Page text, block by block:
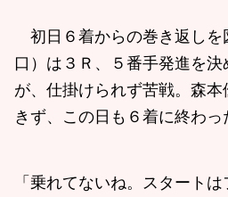
初日６着からの巻き返しを
口）は３Ｒ、５番手発進を
が、仕掛けられず苦戦。森
きず、この日も６着に終わっ
「乗れてないね。スタート